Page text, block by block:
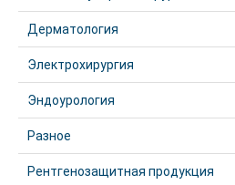
Дерматология
Электрохирургия
Эндоурология
Разное
Рентгенозащитная продукция